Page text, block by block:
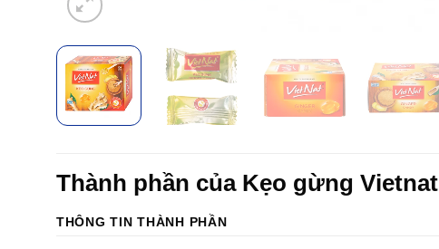
Thành phần của Kẹo gừng Vietnat
THÔNG TIN THÀNH PHẦN